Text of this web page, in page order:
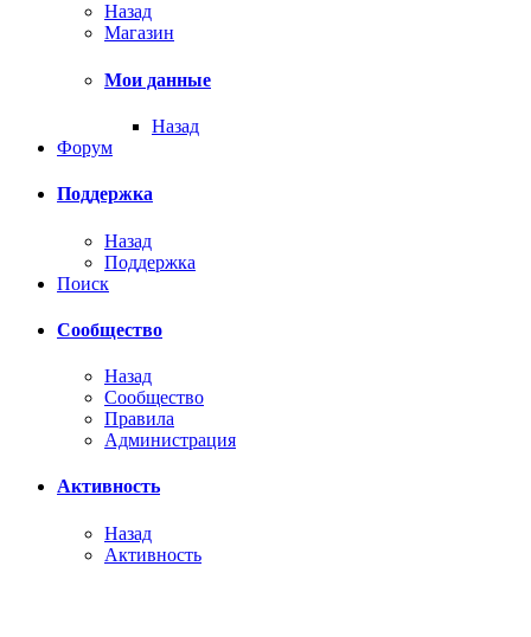
Назад
Магазин
Мои данные
Назад
Форум
Поддержка
Назад
Поддержка
Поиск
Сообщество
Назад
Сообщество
Правила
Администрация
Активность
Назад
Активность